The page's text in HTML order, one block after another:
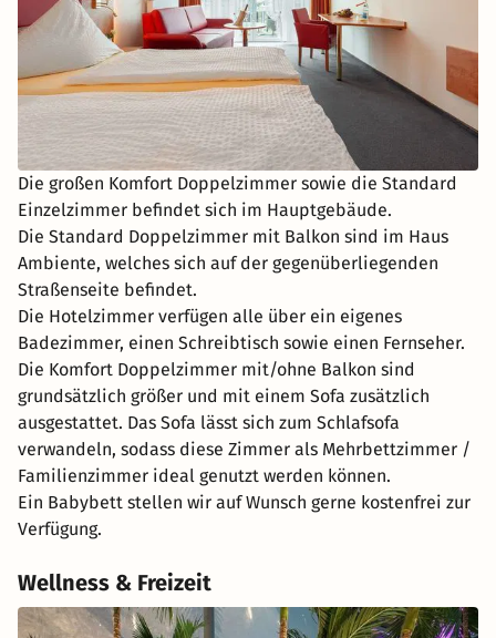
Die großen Komfort Doppelzimmer sowie die Standard
Einzelzimmer befindet sich im Hauptgebäude.
Die Standard Doppelzimmer mit Balkon sind im Haus
Ambiente, welches sich auf der gegenüberliegenden
Straßenseite befindet.
Die Hotelzimmer verfügen alle über ein eigenes
Badezimmer, einen Schreibtisch sowie einen Fernseher.
Die Komfort Doppelzimmer mit/ohne Balkon sind
grundsätzlich größer und mit einem Sofa zusätzlich
ausgestattet. Das Sofa lässt sich zum Schlafsofa
verwandeln, sodass diese Zimmer als Mehrbettzimmer /
Familienzimmer ideal genutzt werden können.
Ein Babybett stellen wir auf Wunsch gerne kostenfrei zur
Verfügung.
Wellness & Freizeit